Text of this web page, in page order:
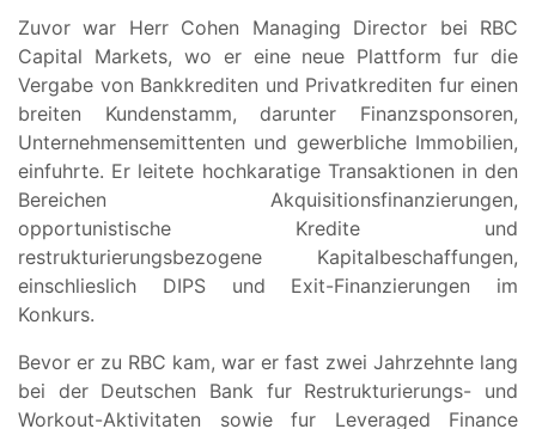
Zuvor war Herr Cohen Managing Director bei RBC
Capital Markets, wo er eine neue Plattform fur die
Vergabe von Bankkrediten und Privatkrediten fur einen
breiten Kundenstamm, darunter Finanzsponsoren,
Unternehmensemittenten und gewerbliche Immobilien,
einfuhrte. Er leitete hochkaratige Transaktionen in den
Bereichen Akquisitionsfinanzierungen,
opportunistische Kredite und
restrukturierungsbezogene Kapitalbeschaffungen,
einschlieslich DIPS und Exit-Finanzierungen im
Konkurs.
Bevor er zu RBC kam, war er fast zwei Jahrzehnte lang
bei der Deutschen Bank fur Restrukturierungs- und
Workout-Aktivitaten sowie fur Leveraged Finance